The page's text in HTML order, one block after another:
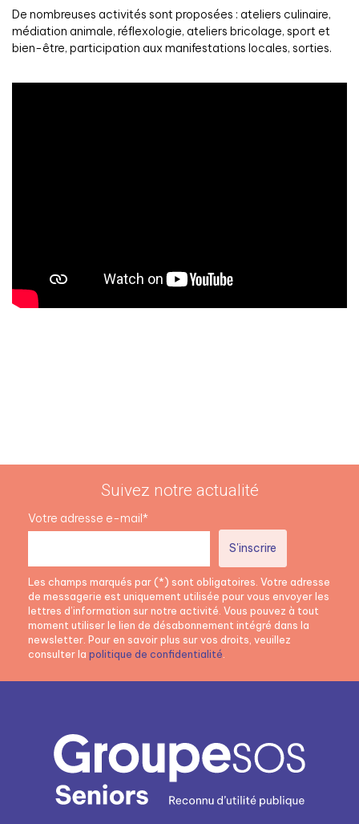
De nombreuses activités sont proposées : ateliers culinaire,
médiation animale, réflexologie, ateliers bricolage, sport et
bien-être, participation aux manifestations locales, sorties.
Suivez notre actualité
Votre adresse e-mail*
Les champs marqués par (*) sont obligatoires. Votre adresse
de messagerie est uniquement utilisée pour vous envoyer les
lettres d’information sur notre activité. Vous pouvez à tout
moment utiliser le lien de désabonnement intégré dans la
newsletter. Pour en savoir plus sur vos droits, veuillez
consulter la politique de confidentialité.